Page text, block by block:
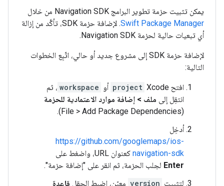
يمكن تثبيت حزمة تطوير البرامج Navigation SDK من خلال
Swift Package Manager
. لإضافة حزمة SDK، تأكَّد من إزالة
أي تبعيات حالية لحزمة Navigation SDK.
لإضافة حزمة SDK إلى مشروع جديد أو حالي، اتّبِع الخطوات
التالية:
افتح Xcode project ‏ أو workspace ، ثم
انتقِل إلى ملف > إضافة موارد الاعتمادية للحزمة
(File > Add Package Dependencies).
أدخِل
https://github.com/googlemaps/ios-
navigation-sdk كعنوان URL، واضغط على
Enter لجلب الحزمة، ثم انقر على "إضافة حزمة".
لتثبيت version معيّن، اضبط الحقل قاعدة